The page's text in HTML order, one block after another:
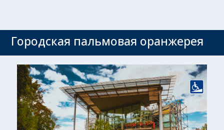
Городская пальмовая оранжерея